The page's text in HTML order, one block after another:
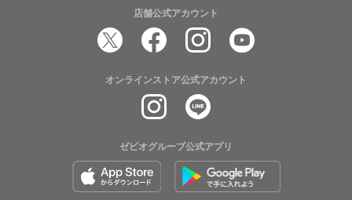
店舗公式アカウント
オンラインストア公式アカウント
ゼビオグループ公式アプリ